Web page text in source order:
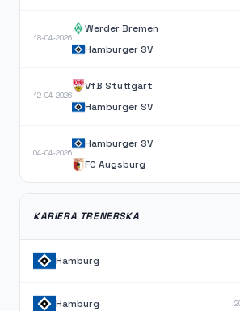
18-04-2026
Werder Bremen
Hamburger SV
12-04-2026
VfB Stuttgart
Hamburger SV
04-04-2026
Hamburger SV
FC Augsburg
KARIERA TRENERSKA
Hamburg
Hamburg